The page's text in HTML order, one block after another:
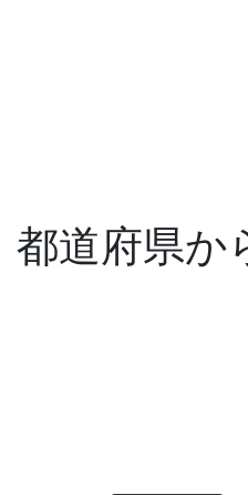
都道府県か